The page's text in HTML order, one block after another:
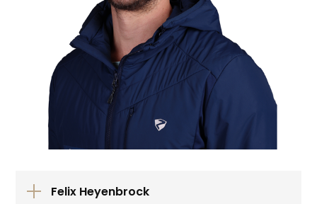
Felix Heyenbrock